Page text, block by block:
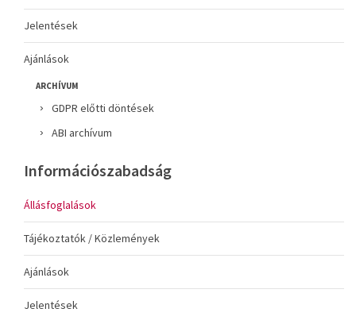
Jelentések
Ajánlások
ARCHÍVUM
GDPR előtti döntések
ABI archívum
Információszabadság
Állásfoglalások
Tájékoztatók / Közlemények
Ajánlások
Jelentések